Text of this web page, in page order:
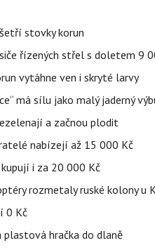
stovky korun
řízených střel s doletem 9
vytáhne ven i skryté larvy
má sílu jako malý jaderný
a začnou plodit
nabízejí až 15 000 Kč
i za 20 000 Kč
rozmetaly ruské kolony u
0 Kč
plastová hračka do dlaně